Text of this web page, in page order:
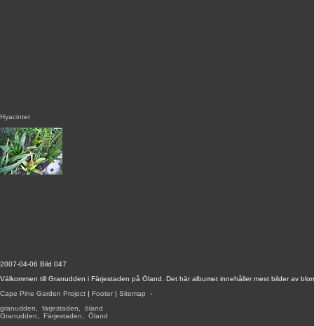
2007-04-06 Bild 047
Välkommen till Granudden i Färjestaden på Öland. Det här albumet innehåller mest bilder av
Cape Pine Garden Project | Footer | Sitemap -
granudden
färjestaden
öland
Granudden
Färjestaden
Öland
Hyacinter